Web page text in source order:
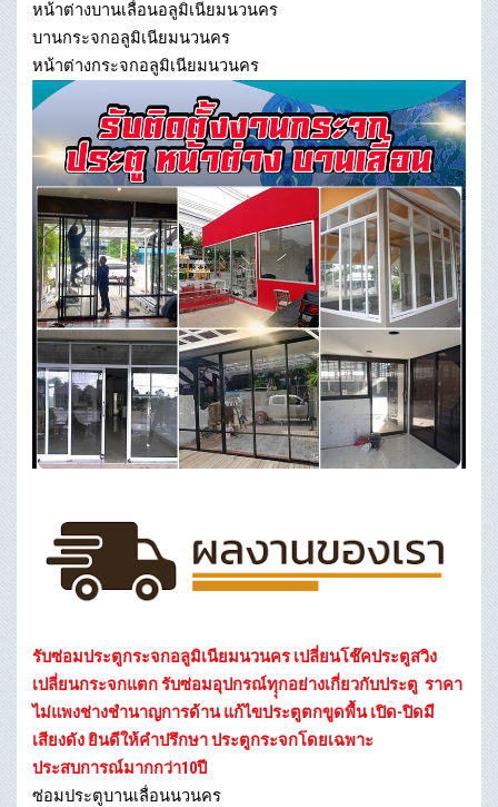
หน้าต่างบานเลื่อนอลูมิเนียมนวนคร
บานกระจกอลูมิเนียมนวนคร
หน้าต่างกระจกอลูมิเนียมนวนคร
รับซ่อมประตูกระจกอลูมิเนียมนวนคร เปลี่ยนโช๊คประตูสวิง
เปลี่ยนกระจกแตก รับซ่อมอุปกรณ์ทุุกอย่างเกี่ยวกับประตู ราคา
ไม่แพงช่างชำนาญการด้าน แก้ไขประตูตกขูดพื้น เปิด-ปิดมี
เสียงดัง ยินดีให้คำปรึกษา ประตูกระจกโดยเฉพาะ
ประสบการณ์มากกว่า10ปี
ซ่อมประตูบานเลื่อนนวนคร